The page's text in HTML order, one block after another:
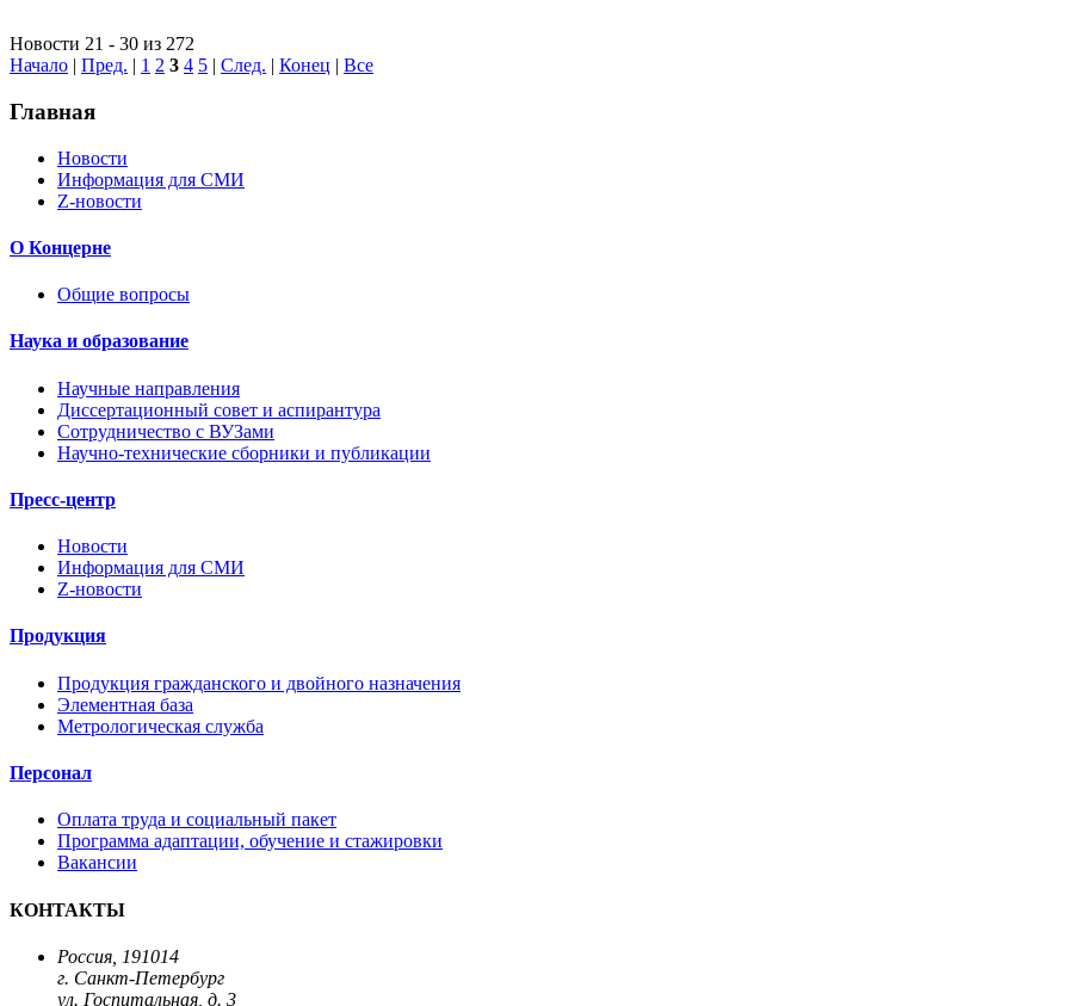
Новости 21 - 30 из 272
Начало | Пред. | 1 2 3 4 5 | След. | Конец | Все
Главная
Новости
Информация для СМИ
Z-новости
О Концерне
Общие вопросы
Наука и образование
Научные направления
Диссертационный совет и аспирантура
Сотрудничество с ВУЗами
Научно-технические сборники и публикации
Пресс-центр
Новости
Информация для СМИ
Z-новости
Продукция
Продукция гражданского и двойного назначения
Элементная база
Метрологическая служба
Персонал
Оплата труда и социальный пакет
Программа адаптации, обучение и стажировки
Вакансии
КОНТАКТЫ
Россия, 191014
г. Санкт-Петербург
ул. Госпитальная, д. 3